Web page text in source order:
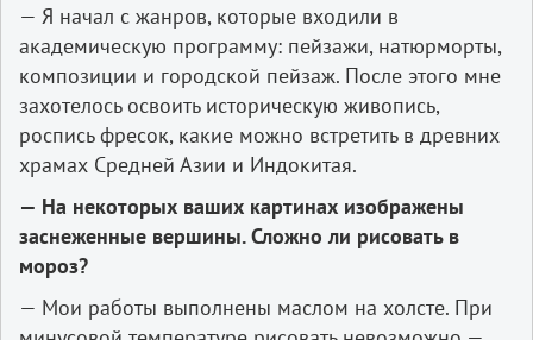
— Я начал с жанров, которые входили в
академическую программу: пейзажи, натюрморты,
композиции и городской пейзаж. После этого мне
захотелось освоить историческую живопись,
роспись фресок, какие можно встретить в древних
храмах Средней Азии и Индокитая.
— На некоторых ваших картинах изображены
заснеженные вершины. Сложно ли рисовать в
мороз?
— Мои работы выполнены маслом на холсте. При